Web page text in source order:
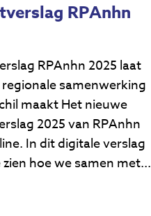
RPAnhn
RPAnhn 2025 laat
samenwerking
maakt Het nieuwe
2025 van RPAnhn
In dit digitale verslag
hoe we samen met...